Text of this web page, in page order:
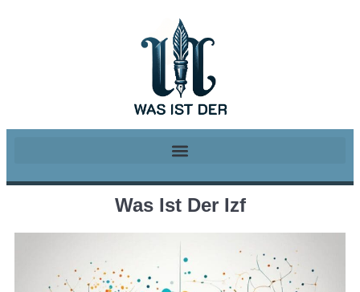
Was Ist Der Izf